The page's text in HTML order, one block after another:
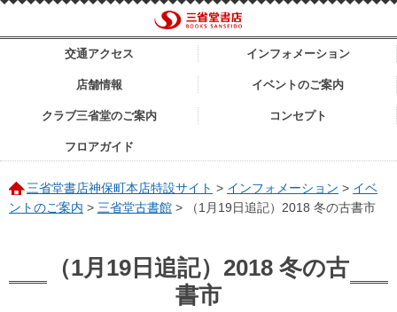
交通アクセス インフォメーション
店舗情報 イベントのご案内
クラブ三省堂のご案内 コンセプト
フロアガイド
三省堂書店神保町本店特設サイト > インフォメーション > イベ
ントのご案内 > 三省堂古書館 > （1月19日追記）2018 冬の古書市
（1月19日追記）2018 冬の古
書市